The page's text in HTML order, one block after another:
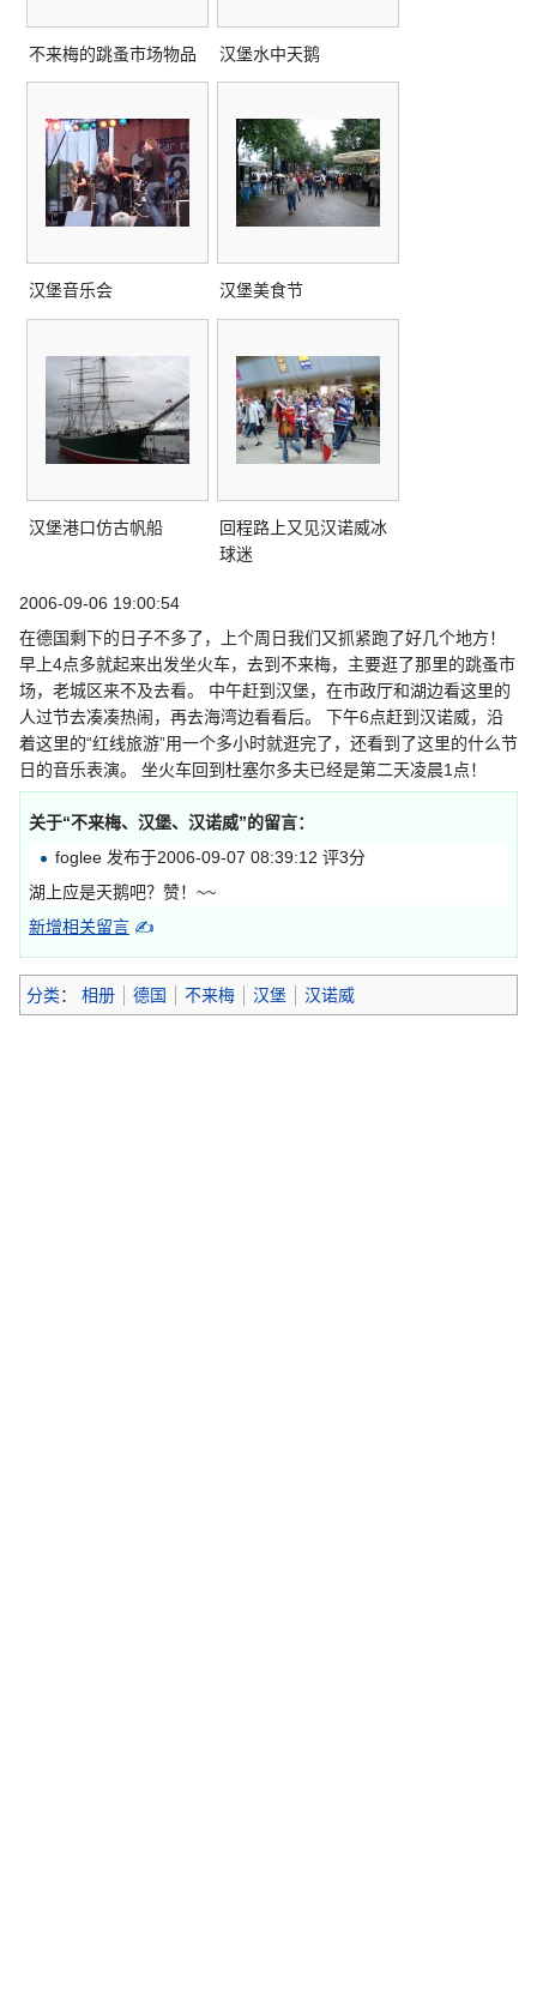
不来梅的跳蚤市场物品 汉堡水中天鹅
汉堡音乐会 汉堡美食节
汉堡港口仿古帆船
回程路上又见汉诺威冰
球迷
2006-09-06 19:00:54
在德国剩下的日子不多了，上个周日我们又抓紧跑了好几个地方！
早上4点多就起来出发坐火车，去到不来梅，主要逛了那里的跳蚤市
场，老城区来不及去看。 中午赶到汉堡，在市政厅和湖边看这里的
人过节去凑凑热闹，再去海湾边看看后。 下午6点赶到汉诺威，沿
着这里的“红线旅游”用一个多小时就逛完了，还看到了这里的什么节
日的音乐表演。 坐火车回到杜塞尔多夫已经是第二天凌晨1点！
关于“不来梅、汉堡、汉诺威”的留言：
foglee 发布于2006-09-07 08:39:12 评3分
湖上应是天鹅吧？赞！~~
新增相关留言 ✍
分类： 相册 德国 不来梅 汉堡 汉诺威